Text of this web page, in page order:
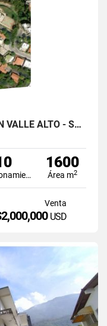
VENDO TERRENO DE 4.050M2 EN VALLE ALTO - SANTA FE SUR
Estacionamiento
1600
Área m2
Venta
USD